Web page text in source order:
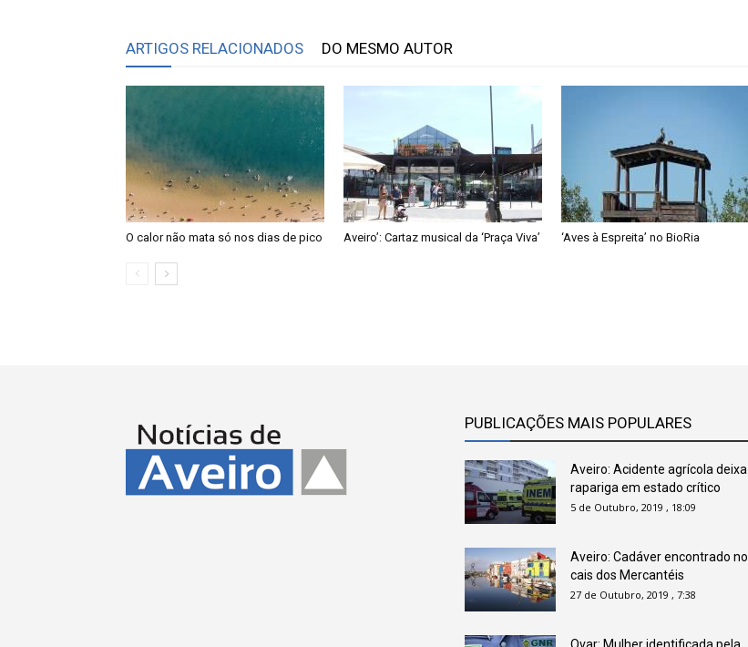
ARTIGOS RELACIONADOS DO MESMO AUTOR
O calor não mata só nos dias de pico Aveiro’: Cartaz musical da ‘Praça Viva’ ‘Aves à Espreita’ no BioRia
PUBLICAÇÕES MAIS POPULARES
Aveiro: Acidente agrícola deixa
rapariga em estado crítico
5 de Outubro, 2019 , 18:09
Aveiro: Cadáver encontrado no
cais dos Mercantéis
27 de Outubro, 2019 , 7:38